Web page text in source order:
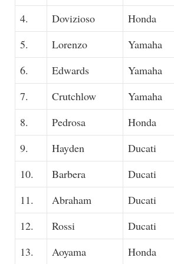
4.
Dovizioso Honda
5.
Lorenzo Yamaha
6.
Edwards Yamaha
7.
Crutchlow Yamaha
8.
Pedrosa Honda
9.
Hayden Ducati
10.
Barbera Ducati
11.
Abraham Ducati
12.
Rossi Ducati
13.
Aoyama Honda